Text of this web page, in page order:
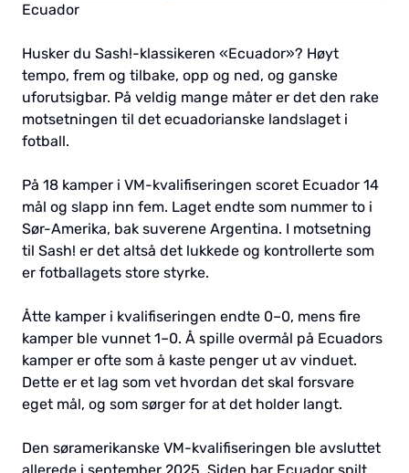
Ecuador
Husker du Sash!-klassikeren «Ecuador»? Høyt
tempo, frem og tilbake, opp og ned, og ganske
uforutsigbar. På veldig mange måter er det den rake
motsetningen til det ecuadorianske landslaget i
fotball.
På 18 kamper i VM-kvalifiseringen scoret Ecuador 14
mål og slapp inn fem. Laget endte som nummer to i
Sør-Amerika, bak suverene Argentina. I motsetning
til Sash! er det altså det lukkede og kontrollerte som
er fotballagets store styrke.
Åtte kamper i kvalifiseringen endte 0–0, mens fire
kamper ble vunnet 1–0. Å spille overmål på Ecuadors
kamper er ofte som å kaste penger ut av vinduet.
Dette er et lag som vet hvordan det skal forsvare
eget mål, og som sørger for at det holder langt.
Den søramerikanske VM-kvalifiseringen ble avsluttet